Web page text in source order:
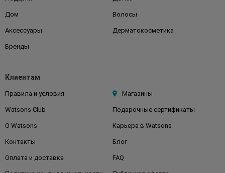
Дом Волосы
Аксессуары Дерматокосметика
Бренды
Клиентам
Правила и условия Магазины
Watsons Club Подарочные сертификаты
О Watsons Карьера в Watsons
Контакты Блог
Оплата и доставка FAQ